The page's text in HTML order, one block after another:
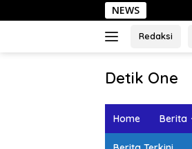
ke
NEWS
Redaksi
Detik One
Ungkap
Home Berita